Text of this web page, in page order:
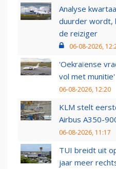
Analyse
duurder wordt,
de reiziger
06-08-2026,
'Oekraïense
vol met munitie'
06-08-2026, 12:20
KLM stelt
Airbus A350-
06-08-2026, 11:17
TUI breidt uit
jaar meer